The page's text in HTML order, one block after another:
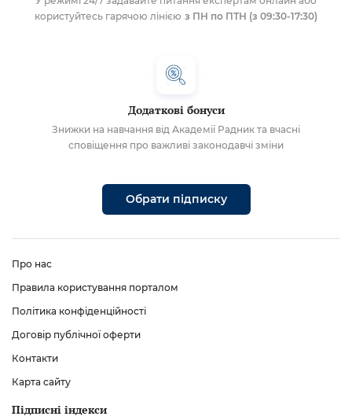
користуйтесь гарячою лінією з ПН по ПТН (з 09:30-17:30)
Додаткові бонуси
Знижки на навчання від Академії Радник та вчасні
сповіщення про важливі законодавчі зміни
Обрати підписку
Про нас
Правила користування порталом
Політика конфіденційності
Договір публічної оферти
Контакти
Карта сайту
Підписні індекси